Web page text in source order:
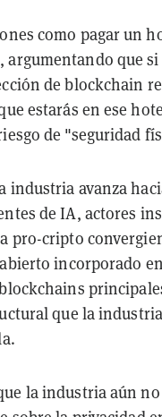
como pagar un
argumentando que si
de blockchain
estarás en ese
de "seguridad
industria avanza
de IA, actores
pro-cripto
incorporado
que la
la industria aún